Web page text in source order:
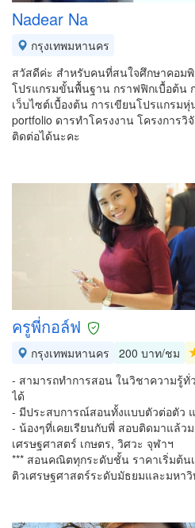
Nadear Na
กรุงเทพมหานคร
สวัสดีค่ะ สำหรับคนที่สนใจศึกษาคอมพิ
โปรแกรมขั้นพื้นฐาน กราฟฟิกเบื้อต้น
เว็บไซต์เบื้องต้น การเขียนโปรแกรม
portfolio ดารทำโครงงาน โครงการ
ติดต่อได้นะคะ
ครูพี่กอล์ฟ
กรุงเทพมหานคร 200 บาท/ชม
- สามารถทำการสอน ในวิชาความรู้ทั่
ได้
- มีประสบการณ์สอนทั้งแบบตัวต่อตัว
- น้องๆที่เคยเรียนกับพี่ สอบติดมาแล้
เศรษฐศาสตร์ เกษตร, วิศวะ จุฬาฯ
*** สอนคณิตทุกระดับชั้น ราคาเริ่มต้น
ติวเศรษฐศาสตร์ระดับมัธยมและมหา